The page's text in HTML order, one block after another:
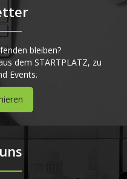
bleiben?
dem STARTPLATZ, zu
Events.